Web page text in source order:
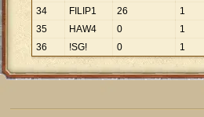
34
FILIP1 26 1
35
HAW4 0 1
36
!SG! 0 1